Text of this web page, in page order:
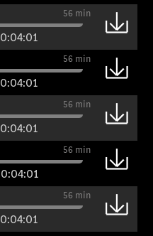
56 min
56 min
56 min
56 min
56 min